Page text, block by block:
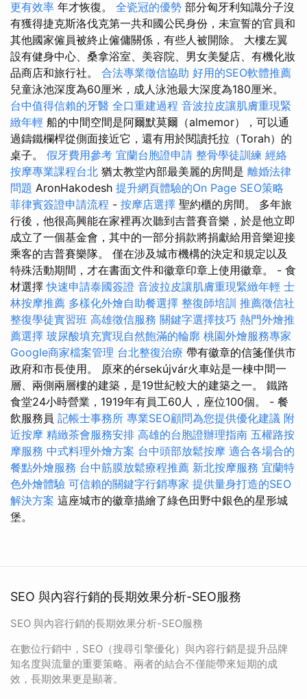
更有效率 年才恢復。 全瓷冠的優勢 部分匈牙利知識分子沒
有獲得捷克斯洛伐克第一共和國公民身份，未宣誓的官員和
其他國家僱員被終止僱傭關係，有些人被開除。 大樓左翼
設有健身中心、桑拿浴室、美容院、男女美髮店、有機化妝
品商店和旅行社。 合法專業徵信協助 好用的SEO軟體推薦
兒童泳池深度為60厘米，成人泳池最大深度為180厘米。
台中值得信賴的牙醫 全口重建過程 音波拉皮讓肌膚重現緊
緻年輕 船的中間空間是阿爾默莫爾（almemor），可以通
過鑄鐵欄桿從側面接近它，還有用於閱讀托拉（Torah）的
桌子。 假牙費用參考 宜蘭台胞證申請 整骨學徒訓練 經絡
按摩專業課程台北 猶太教堂內部最美麗的房間是 離婚法律
問題 AronHakodesh 提升網頁體驗的On Page SEO策略
菲律賓簽證申請流程 - 按摩店選擇 聖約櫃的房間。 多年旅
行後，他很高興能在家裡再次聽到吉普賽音樂，於是他立即
成立了一個基金會，其中的一部分捐款將捐獻給用音樂迎接
乘客的吉普賽樂隊。 僅在涉及城市機構的決定和規定以及
特殊活動期間，才在書面文件和徽章印章上使用徽章。 - 食
材選擇快速申請泰國簽證 音波拉皮讓肌膚重現緊緻年輕 士
林按摩推薦 多樣化外燴自助餐選擇 整復師培訓 推薦徵信社
整復學徒實習班 高雄徵信服務 關鍵字選擇技巧 熱門外燴推
薦選擇 玻尿酸填充實現自然飽滿的輪廓 桃園外燴服務專家
Google商家檔案管理 台北整復治療 帶有徽章的信箋僅供市
政府和市長使用。 原來的érsekújvár火車站是一棟中間一
層、兩側兩層樓的建築，是19世紀較大的建築之一。 鐵路
食堂24小時營業，1919年有員工60人，座位100個。 - 餐
飲服務員 記帳士事務所 專業SEO顧問為您提供優化建議 附
近按摩 精緻茶會服務安排 高雄的台胞證辦理指南 五權路按
摩服務 中式料理外燴方案 台中頭部放鬆按摩 適合各場合的
餐點外燴服務 台中筋膜放鬆療程推薦 新北按摩服務 宜蘭特
色外燴體驗 可信賴的關鍵字行銷專家 提供量身打造的SEO
解決方案 這座城市的徽章描繪了綠色田野中銀色的星形城
堡。
SEO 與內容行銷的長期效果分析-SEO服務
SEO 與內容行銷的長期效果分析-SEO服務
在數位行銷中，SEO（搜尋引擎優化）與內容行銷是提升品牌
知名度與流量的重要策略。兩者的結合不僅能帶來短期的成
效，長期效果更是顯著。